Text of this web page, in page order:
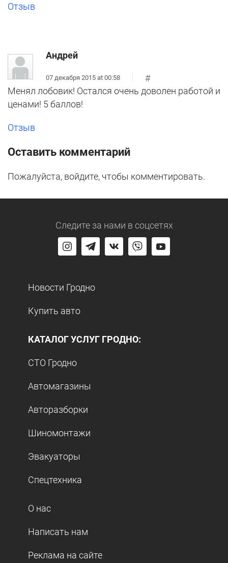
Отзыв
Андрей
07 декабря 2015 at 00:58
#
Менял лобовик! Остался очень доволен работой и
ценами! 5 баллов!
Отзыв
Оставить комментарий
Пожалуйста, войдите, чтобы комментировать.
Следите за нами в соцсетях
Новости Гродно
Купить авто
КАТАЛОГ УСЛУГ ГРОДНО:
СТО Гродно
Автомагазины
Авторазборки
Шиномонтажи
Эвакуаторы
Спецтехника
О нас
Написать нам
Реклама на сайте